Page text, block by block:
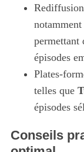
notamment
permettant
épisodes
Plates-
telles que
épisodes
Conseils